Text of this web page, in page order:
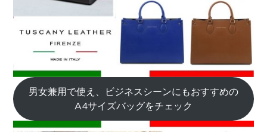
男女兼用で使え、ビジネスシーンにもおすすめの
A4サイズバッグをチェック